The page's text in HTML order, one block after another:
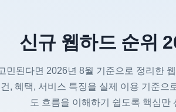
신규 웹하드 순위
민된다면 2026년 8월 기준으로 정리한
, 혜택, 서비스 특징을 실제 이용 기준으
도 흐름을 이해하기 쉽도록 핵심만